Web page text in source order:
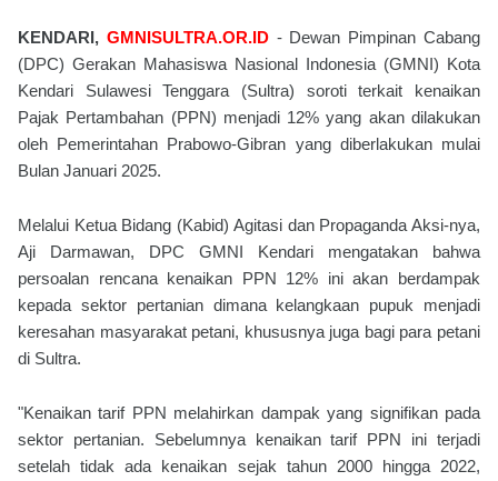
KENDARI, GMNISULTRA.OR.ID- Dewan Pimpinan Cabang
(DPC) Gerakan Mahasiswa Nasional Indonesia (GMNI) Kota
Kendari Sulawesi Tenggara (Sultra) soroti terkait kenaikan
Pajak Pertambahan (PPN) menjadi 12% yang akan dilakukan
oleh Pemerintahan Prabowo-Gibran yang diberlakukan mulai
Bulan Januari 2025.
Melalui Ketua Bidang (Kabid) Agitasi dan Propaganda Aksi-nya,
Aji Darmawan, DPC GMNI Kendari mengatakan bahwa
persoalan rencana kenaikan PPN 12% ini akan berdampak
kepada sektor pertanian dimana kelangkaan pupuk menjadi
keresahan masyarakat petani, khususnya juga bagi para petani
di Sultra.
"Kenaikan tarif PPN melahirkan dampak yang signifikan pada
sektor pertanian. Sebelumnya kenaikan tarif PPN ini terjadi
setelah tidak ada kenaikan sejak tahun 2000 hingga 2022,